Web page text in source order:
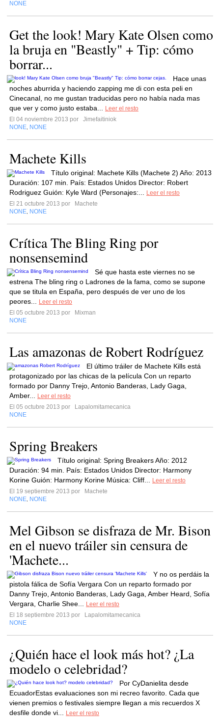
NONE
Get the look! Mary Kate Olsen como
la bruja en "Beastly" + Tip: cómo
borrar...
Hace unas
noches aburrida y haciendo zapping me di con esta peli en
Cinecanal, no me gustan traducidas pero no había nada mas
que ver y como justo estaba...
Leer el resto
El 04 noviembre 2013 por
Jimefaitiniok
NONE NONE
Machete Kills
Título original: Machete Kills (Machete 2) Año: 2013
Duración: 107 min. País: Estados Unidos Director: Robert
Rodriguez Guión: Kyle Ward (Personajes:...
Leer el resto
El 21 octubre 2013 por
Machete
NONE NONE
Crítica The Bling Ring por
nonsensemind
Sé que hasta este viernes no se
estrena The bling ring o Ladrones de la fama, como se supone
que se titula en España, pero después de ver uno de los
peores...
Leer el resto
El 05 octubre 2013 por
Mixman
NONE
Las amazonas de Robert Rodríguez
El último tráiler de Machete Kills está
protagonizado por las chicas de la película Con un reparto
formado por Danny Trejo, Antonio Banderas, Lady Gaga,
Amber...
Leer el resto
El 05 octubre 2013 por
Lapalomitamecanica
NONE
Spring Breakers
Título original: Spring Breakers Año: 2012
Duración: 94 min. País: Estados Unidos Director: Harmony
Korine Guión: Harmony Korine Música: Cliff...
Leer el resto
El 19 septiembre 2013 por
Machete
NONE NONE
Mel Gibson se disfraza de Mr. Bison
en el nuevo tráiler sin censura de
'Machete...
Y no os perdáis la
pistola fálica de Sofía Vergara Con un reparto formado por
Danny Trejo, Antonio Banderas, Lady Gaga, Amber Heard, Sofía
Vergara, Charlie Shee...
Leer el resto
El 18 septiembre 2013 por
Lapalomitamecanica
NONE
¿Quién hace el look más hot? ¿La
modelo o celebridad?
Por CyDanielita desde
EcuadorEstas evaluaciones son mi recreo favorito. Cada que
vienen premios o festivales siempre llegan a mis recuerdos X
desfile donde vi...
Leer el resto